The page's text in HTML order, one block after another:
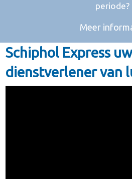
periode?
Meer
Schiphol Express
dienstverlener van